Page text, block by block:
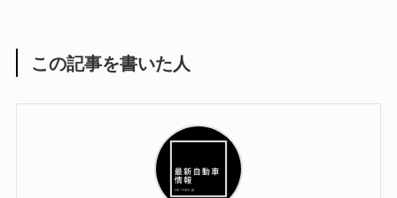
この記事を書いた人